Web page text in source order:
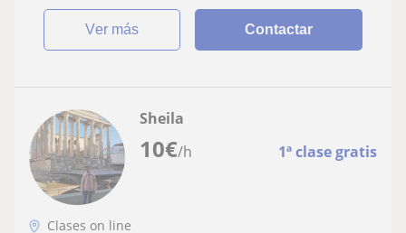
ver más Contactar
10€/h 1ª clase gratis
Sheila
Clases on line